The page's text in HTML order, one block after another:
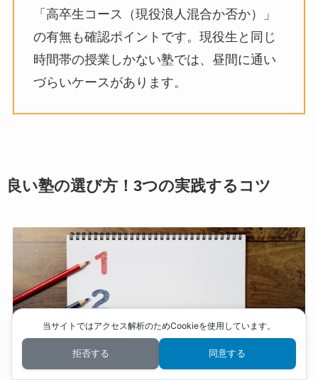
「高卒生コース（現役浪人混合か否か）」
の有無も確認ポイントです。現役生と同じ
時間帯の授業しかない塾では、昼間に通い
づらいケースがあります。
良い塾の選び方！3つの実践するコツ
当サイトではアクセス解析のためCookieを使用しています。
拒否する 同意する